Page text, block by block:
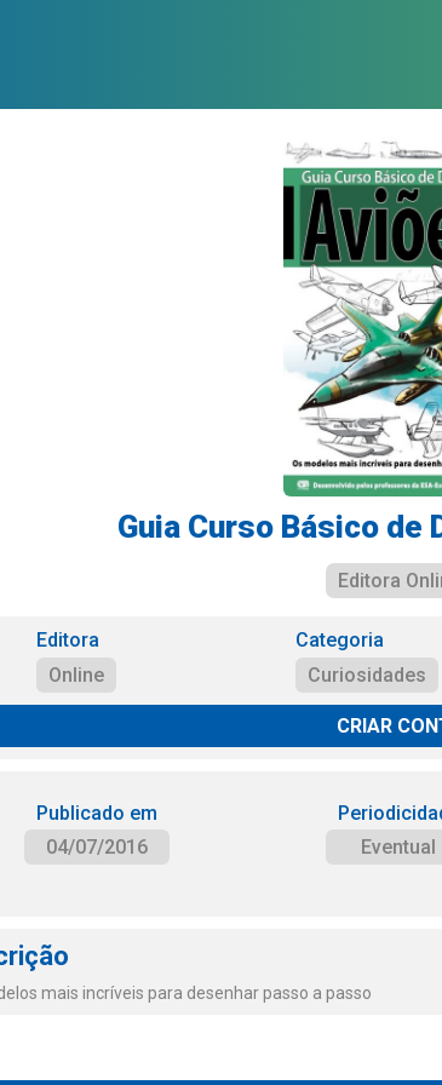
Guia Curso Básico de
Editora
Editora
Online
Categoria
Curiosidades
CRIAR
Publicado em
04/07/2016
Eventual
mais incríveis para desenhar passo a passo